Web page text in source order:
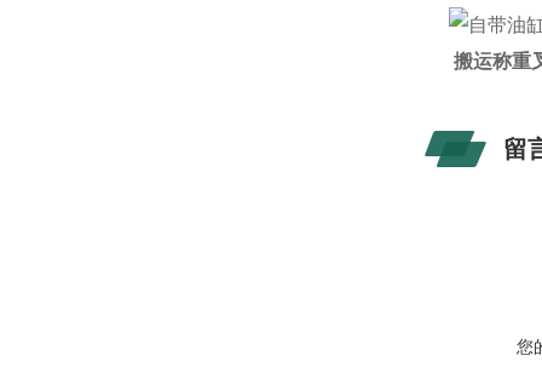
自带油
搬运称重
留
您